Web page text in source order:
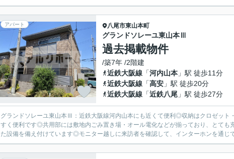
アパート 八尾市東山本町
グランドソレーユ東山本Ⅲ
過去掲載物件
/築7年 /2階建
近鉄大阪線 「河内山本 」駅 徒歩11分
近鉄大阪線 「高安 」駅 徒歩20分
近鉄大阪線 「近鉄八尾 」駅 徒歩27分
グランドソレーユ東山本Ⅲ：近鉄大阪線河内山本にも近くて便利◎収納はクロゼット
すく便利です◎共用部には敷地内ごみ置き場・オール電化などが揃っており、とて
た設備を備え付けています◎モニター越しに来訪者を確認して、インターホンを通